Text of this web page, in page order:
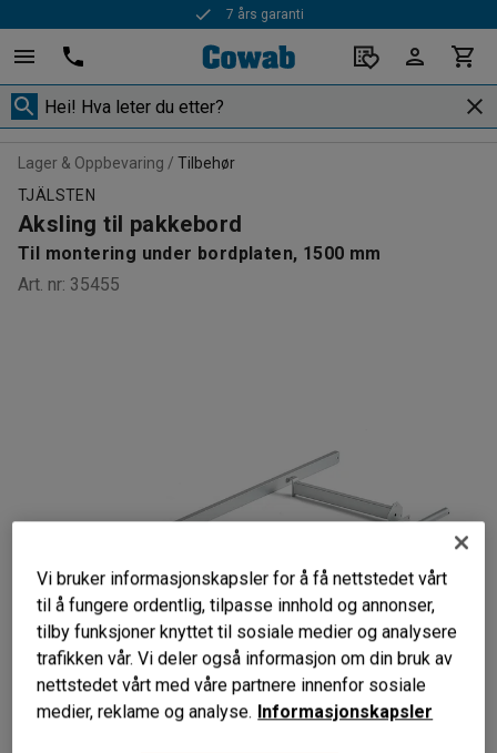
Rask levering
Lager & Oppbevaring
Tilbehør
TJÄLSTEN
Aksling til pakkebord
Til montering under bordplaten, 1500 mm
Art. nr: 35455
Vi bruker informasjonskapsler for å få nettstedet vårt
til å fungere ordentlig, tilpasse innhold og annonser,
tilby funksjoner knyttet til sosiale medier og analysere
trafikken vår. Vi deler også informasjon om din bruk av
nettstedet vårt med våre partnere innenfor sosiale
medier, reklame og analyse. Informasjonskapsler